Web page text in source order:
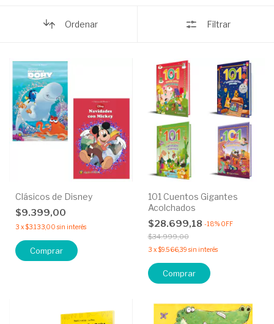
Ordenar Filtrar
Clásicos de Disney
$9.399,00
3 x$3.133,00 sin interés
Comprar
101 Cuentos Gigantes
Acolchados
$28.699,18 -18% OFF
$34.999,00
3 x$9.566,39 sin interés
Comprar